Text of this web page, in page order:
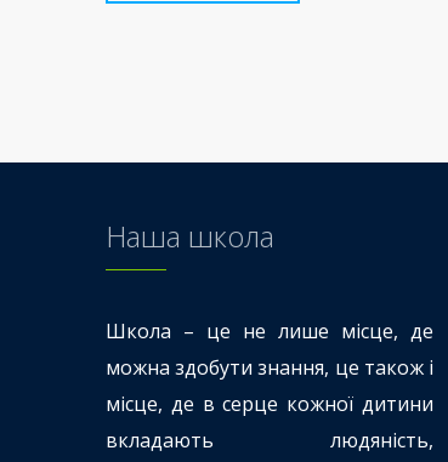
Наша школа
Школа – це не лише місце, де
можна здобути знання, це також і
місце, де в серце кожної дитини
вкладають людяність,